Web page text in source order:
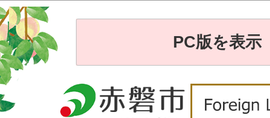
PC版を表示